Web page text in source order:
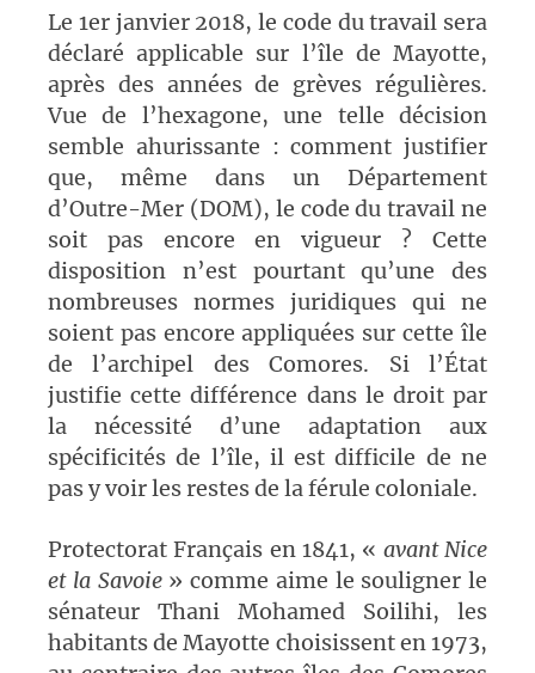
Le 1er janvier 2018, le code du travail sera
déclaré applicable sur l’île de Mayotte,
après des années de grèves régulières.
Vue de l’hexagone, une telle décision
semble ahurissante : comment justifier
que, même dans un Département
d’Outre-Mer (DOM), le code du travail ne
soit pas encore en vigueur ? Cette
disposition n’est pourtant qu’une des
nombreuses normes juridiques qui ne
soient pas encore appliquées sur cette île
de l’archipel des Comores. Si l’État
justifie cette différence dans le droit par
la nécessité d’une adaptation aux
spécificités de l’île, il est difficile de ne
pas y voir les restes de la férule coloniale.
Protectorat Français en 1841, « avant Nice
et la Savoie» comme aime le souligner le
sénateur Thani Mohamed Soilihi, les
habitants de Mayotte choisissent en 1973,